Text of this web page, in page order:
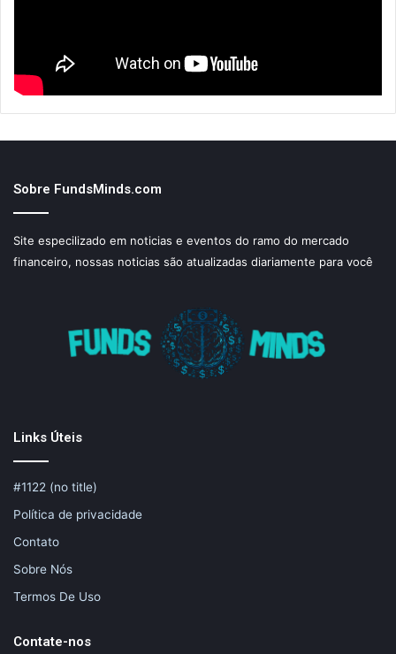
Sobre FundsMinds.com
Site especilizado em noticias e eventos do ramo do mercado
financeiro, nossas noticias são atualizadas diariamente para você
Links Úteis
#1122 (no title)
Política de privacidade
Contato
Sobre Nós
Termos De Uso
Contate-nos